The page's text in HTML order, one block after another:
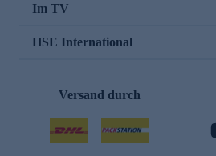
Im TV
HSE International
Versand durch